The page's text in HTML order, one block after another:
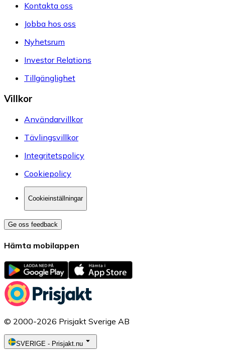
Kontakta oss
Jobba hos oss
Nyhetsrum
Investor Relations
Tillgänglighet
Villkor
Användarvillkor
Tävlingsvillkor
Integritetspolicy
Cookiepolicy
Cookieinställningar
Ge oss feedback
Hämta mobilappen
© 2000-2026 Prisjakt Sverige AB
SVERIGE - Prisjakt.nu